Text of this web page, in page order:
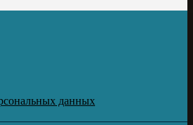
данных